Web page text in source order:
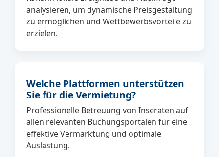
analysieren, um dynamische Preisgestaltung
zu ermöglichen und Wettbewerbsvorteile zu
erzielen.
Welche Plattformen unterstützen
Sie für die Vermietung?
Professionelle Betreuung von Inseraten auf
allen relevanten Buchungsportalen für eine
effektive Vermarktung und optimale
Auslastung.